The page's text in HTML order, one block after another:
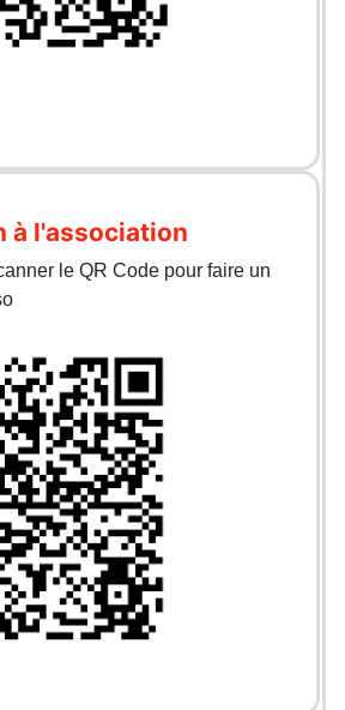
à l'association
le QR Code pour faire un